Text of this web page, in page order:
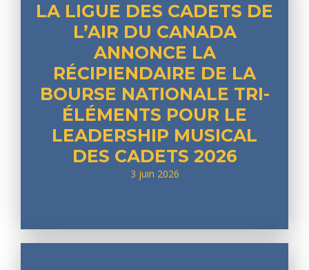
LA LIGUE DES CADETS DE
L’AIR DU CANADA
ANNONCE LA
RÉCIPIENDAIRE DE LA
BOURSE NATIONALE TRI-
ÉLÉMENTS POUR LE
LEADERSHIP MUSICAL
DES CADETS 2026
3 juin 2026